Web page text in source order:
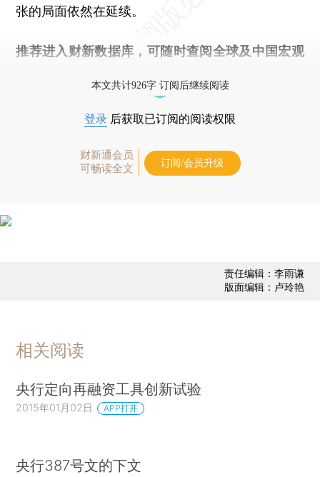
张的局面依然在延续。
推荐进入 财新数据库 ，可随时查阅全球及中国宏观
本文共计926字 订阅后继续阅读
登录 后获取已订阅的阅读权限
财新通会员
可畅读全文
订阅/会员升级
责任编辑：李雨谦
版面编辑：卢玲艳
相关阅读
央行定向再融资工具创新试验
2015年01月02日 APP打开
央行387号文的下文